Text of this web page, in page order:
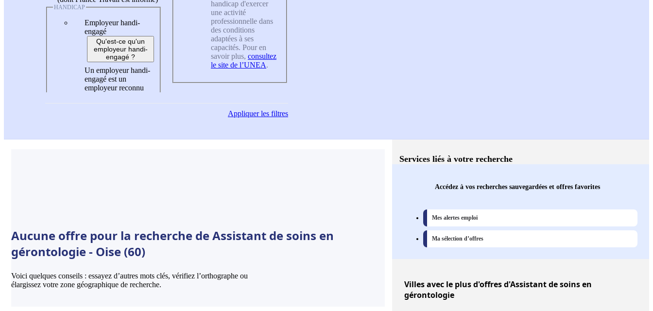
HANDICAP
Employeur handi-
engagé
Qu'est-ce qu'un
employeur handi-
engagé ?
Un employeur handi-
engagé est un
employeur reconnu
handicap d'exercer
une activité
professionnelle dans
des conditions
adaptées à ses
capacités. Pour en
savoir plus, consultez
le site de l’UNEA.
Appliquerles filtres
Aucune offre pour la recherche de Assistant de soins en
gérontologie - Oise (60)
Voici quelques conseils : essayez d’autres mots clés, vérifiez l’orthographe ou
élargissez votre zone géographique de recherche.
Services liés à votre recherche
Accédez à vos recherches sauvegardées et offres favorites
Mes alertes emploi
Ma sélection d’offres
Villesavec le plus d'offres d'Assistant de soins en
gérontologie